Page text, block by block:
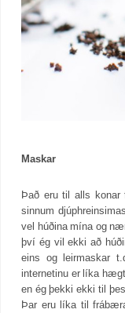
Maskar
Það eru til alls konar
sinnum
vel húðina mína og
því ég vil ekki að
eins og leirmaskar
internetinu er líka
en ég þekki ekki til
Þar eru líka til